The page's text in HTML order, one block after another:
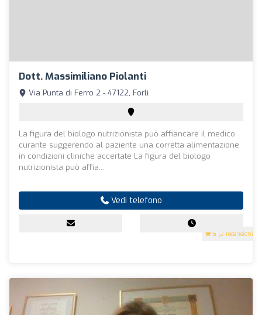
Dott. Massimiliano Piolanti
5 (2 recensioni)
Via Punta di Ferro 2 - 47122, Forlì
La figura del biologo nutrizionista può affiancare il medico
curante suggerendo al paziente una corretta alimentazione
in condizioni cliniche accertate La figura del biologo
nutrizionista può affia...
Vedi telefono